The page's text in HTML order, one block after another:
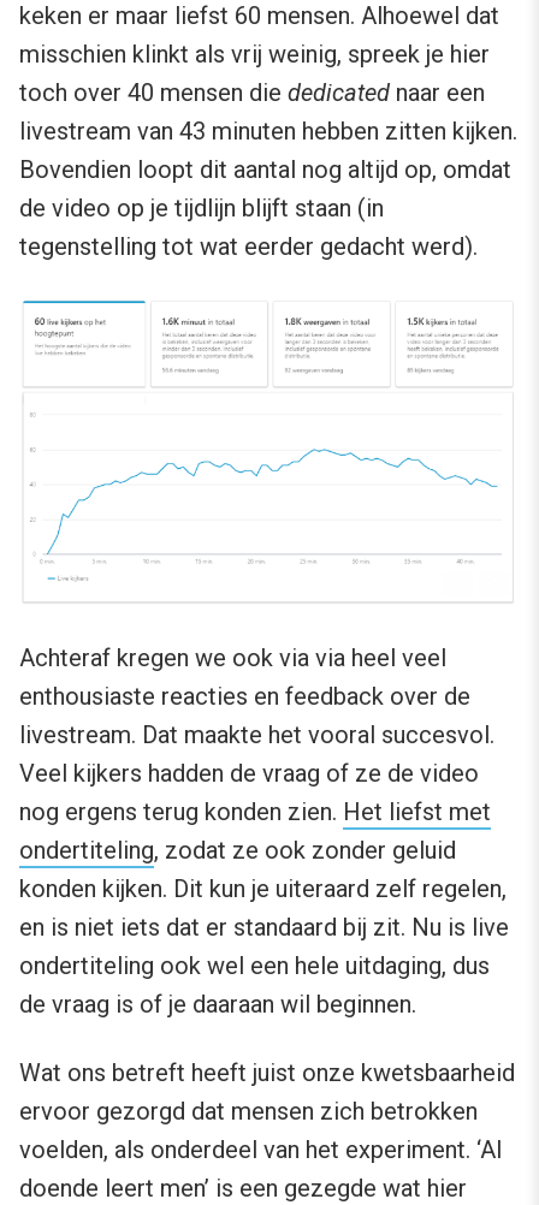
keken er maar liefst 60 mensen. Alhoewel dat
misschien klinkt als vrij weinig, spreek je hier
toch over 40 mensen die dedicated naar een
livestream van 43 minuten hebben zitten kijken.
Bovendien loopt dit aantal nog altijd op, omdat
de video op je tijdlijn blijft staan (in
tegenstelling tot wat eerder gedacht werd).
Achteraf kregen we ook via via heel veel
enthousiaste reacties en feedback over de
livestream. Dat maakte het vooral succesvol.
Veel kijkers hadden de vraag of ze de video
nog ergens terug konden zien. Het liefst met
ondertiteling, zodat ze ook zonder geluid
konden kijken. Dit kun je uiteraard zelf regelen,
en is niet iets dat er standaard bij zit. Nu is live
ondertiteling ook wel een hele uitdaging, dus
de vraag is of je daaraan wil beginnen.
Wat ons betreft heeft juist onze kwetsbaarheid
ervoor gezorgd dat mensen zich betrokken
voelden, als onderdeel van het experiment. ‘Al
doende leert men’ is een gezegde wat hier